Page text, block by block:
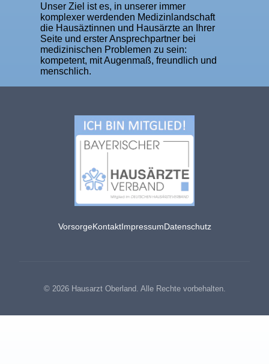
Unser Ziel ist es, in unserer immer
komplexer werdenden Medizinlandschaft
die Hausäztinnen und Hausärzte an Ihrer
Seite und erster Ansprechpartner bei
medizinischen Problemen zu sein:
kompetent, mit Augenmaß, freundlich und
menschlich.
VorsorgeKontaktImpressumDatenschutz
© 2026 Hausarzt Oberland. Alle Rechte vorbehalten.